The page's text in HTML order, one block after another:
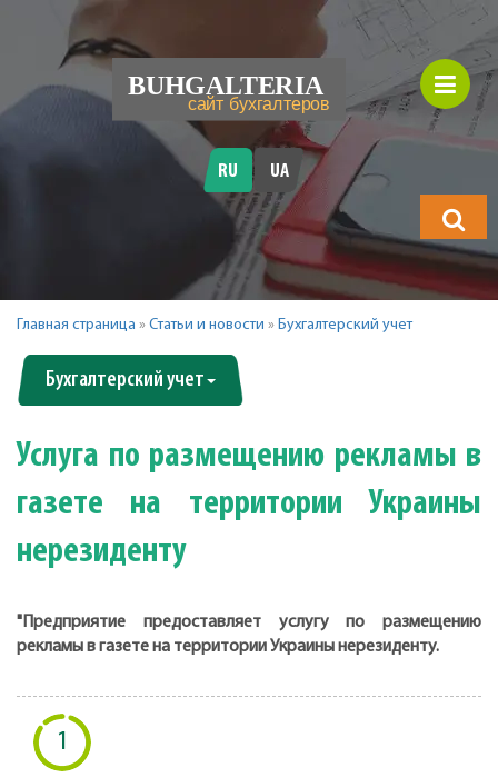
будете
искать?
RU UA
Главная страница » Статьи и новости » Бухгалтерский учет
Бухгалтерский учет
Услуга по размещению рекламы в
газете на территории Украины
нерезиденту
"Предприятие предоставляет услугу по размещению
рекламы в газете на территории Украины нерезиденту.
1